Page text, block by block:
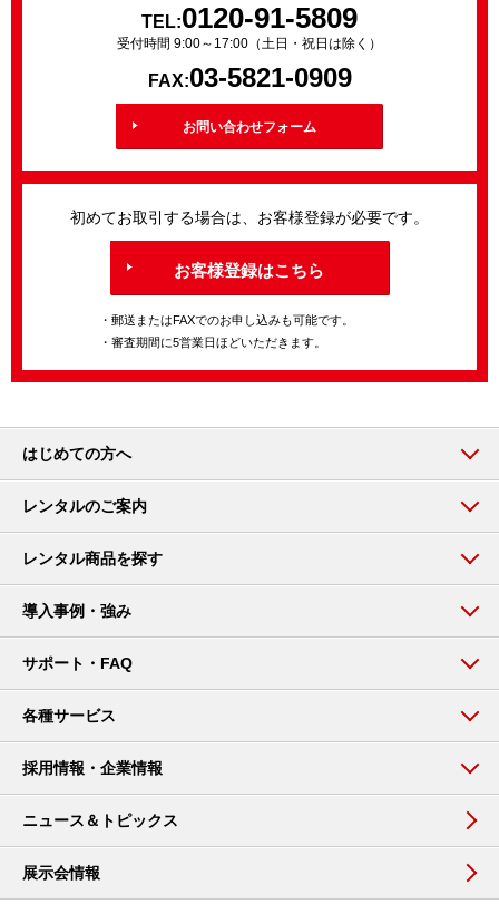
TEL:0120-91-5809
受付時間 9:00～17:00（土日・祝日は除く）
FAX:03-5821-0909
お問い合わせフォーム
初めてお取引する場合は、お客様登録が必要です。
お客様登録はこちら
・郵送またはFAXでのお申し込みも可能です。
・審査期間に5営業日ほどいただきます。
はじめての方へ
レンタルのご案内
レンタル商品を探す
導入事例・強み
サポート・FAQ
各種サービス
採用情報・企業情報
ニュース＆トピックス
展示会情報